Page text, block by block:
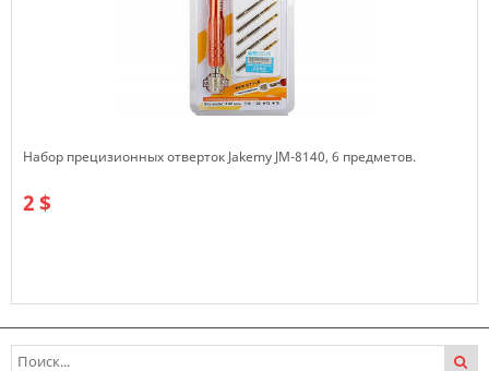
Набор прецизионных отверток Jakemy JM-8140, 6 предметов.
2 $